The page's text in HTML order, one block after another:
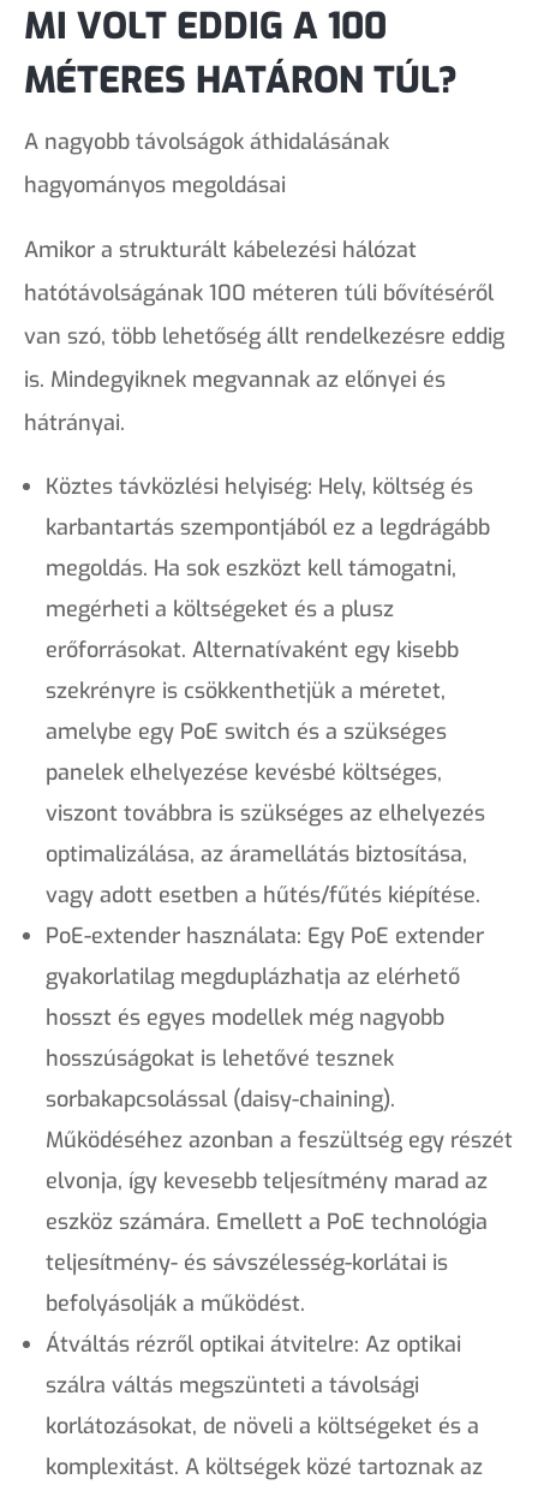
MI VOLT EDDIG A 100
MÉTERES HATÁRON TÚL?
A nagyobb távolságok áthidalásának
hagyományos megoldásai
Amikor a strukturált kábelezési hálózat
hatótávolságának 100 méteren túli bővítéséről
van szó, több lehetőség állt rendelkezésre eddig
is. Mindegyiknek megvannak az előnyei és
hátrányai.
Köztes távközlési helyiség: Hely, költség és
karbantartás szempontjából ez a legdrágább
megoldás. Ha sok eszközt kell támogatni,
megérheti a költségeket és a plusz
erőforrásokat. Alternatívaként egy kisebb
szekrényre is csökkenthetjük a méretet,
amelybe egy PoE switch és a szükséges
panelek elhelyezése kevésbé költséges,
viszont továbbra is szükséges az elhelyezés
optimalizálása, az áramellátás biztosítása,
vagy adott esetben a hűtés/fűtés kiépítése.
PoE-extender használata: Egy PoE extender
gyakorlatilag megduplázhatja az elérhető
hosszt és egyes modellek még nagyobb
hosszúságokat is lehetővé tesznek
sorbakapcsolással (daisy-chaining).
Működéséhez azonban a feszültség egy részét
elvonja, így kevesebb teljesítmény marad az
eszköz számára. Emellett a PoE technológia
teljesítmény- és sávszélesség-korlátai is
befolyásolják a működést.
Átváltás rézről optikai átvitelre: Az optikai
szálra váltás megszünteti a távolsági
korlátozásokat, de növeli a költségeket és a
komplexitást. A költségek közé tartoznak az